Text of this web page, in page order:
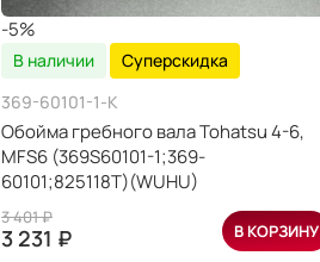
-5%
В наличии
Суперскидка
369-60101-1-K
Обойма гребного вала Tohatsu 4-6,
MFS6 (369S60101-1;369-
60101;825118T)(WUHU)
3 401 ₽
3 231 ₽ В КОРЗИНУ